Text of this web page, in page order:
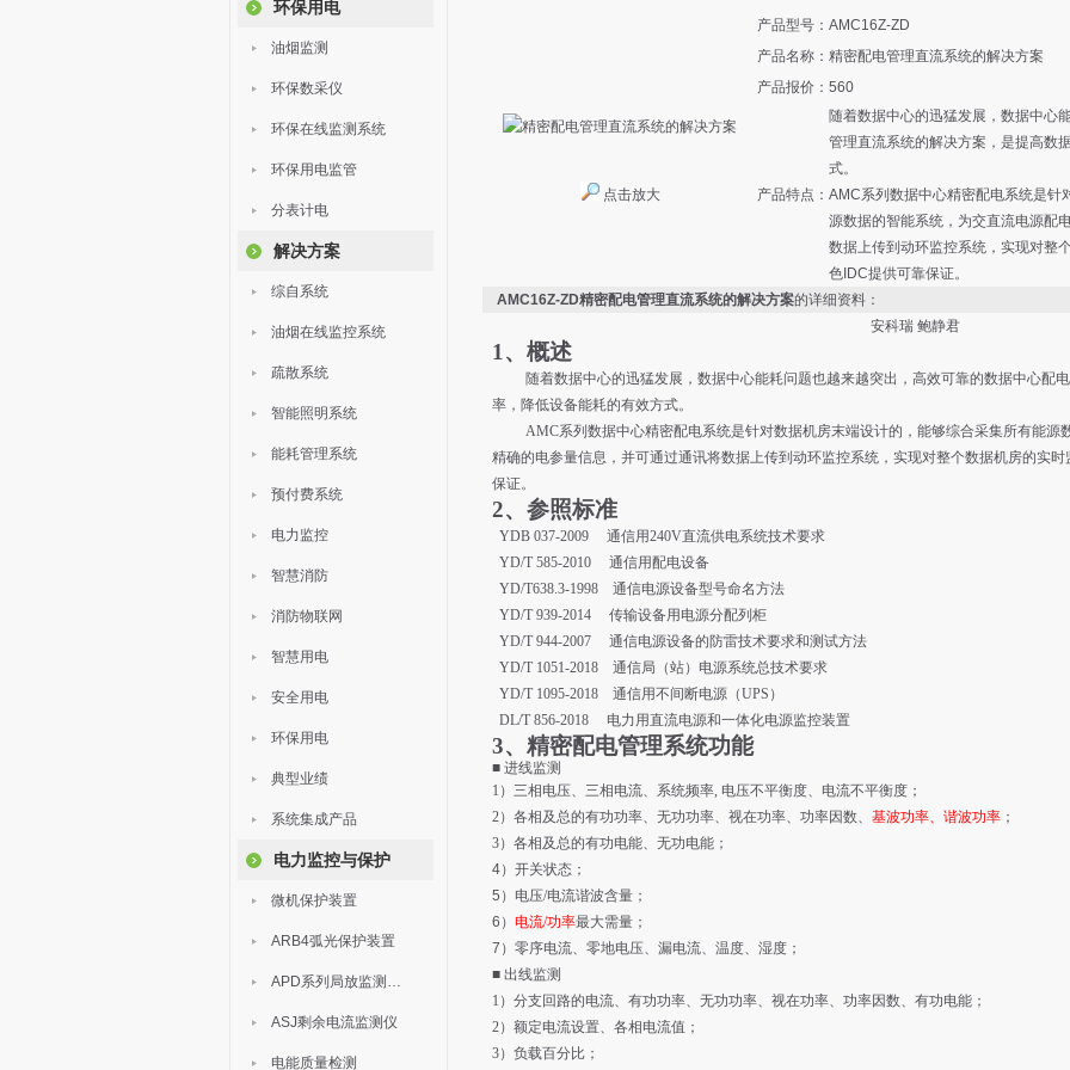
环保用电
油烟监测
环保数采仪
环保在线监测系统
环保用电监管
分表计电
解决方案
综自系统
油烟在线监控系统
疏散系统
智能照明系统
能耗管理系统
预付费系统
电力监控
智慧消防
消防物联网
智慧用电
安全用电
环保用电
典型业绩
系统集成产品
电力监控与保护
微机保护装置
ARB4弧光保护装置
APD系列局放监测装置
ASJ剩余电流监测仪
电能质量检测
点击放大
产品型号： AMC16Z-ZD
产品名称： 精密配电管理直流系统的解决方案
产品报价： 560
产品特点：
随着数据中心的迅猛发展，数据中心
管理直流系统的解决方案，是提高数
式。
AMC系列数据中心精密配电系统是针
源数据的智能系统，为交直流电源配
数据上传到动环监控系统，实现对整
色IDC提供可靠保证。
AMC16Z-ZD精密配电管理直流系统的解决方案的详细资料：
安科瑞 鲍静君
1、概述
随着数据中心的迅猛发展，数据中心能耗问题也越来越突出，高效可靠的数据中心配
率，降低设备能耗的有效方式。
AMC系列数据中心精密配电系统是针对数据机房末端设计的，能够综合采集所有能源
精确的电参量信息，并可通过通讯将数据上传到动环监控系统，实现对整个数据机房的实
保证。
2、参照标准
YDB 037-2009 通信用240V直流供电系统技术要求
YD/T 585-2010 通信用配电设备
YD/T638.3-1998 通信电源设备型号命名方法
YD/T 939-2014 传输设备用电源分配列柜
YD/T 944-2007 通信电源设备的防雷技术要求和测试方法
YD/T 1051-2018 通信局（站）电源系统总技术要求
YD/T 1095-2018 通信用不间断电源（UPS ）
DL/T 856-2018 电力用直流电源和一体化电源监控装置
3、精密配电管理系统功能
■ 进线监测
1）三相电压、三相电流、系统频率, 电压不平衡度、电流不平衡度；
2）各相及总的有功功率、无功功率、视在功率、功率因数、 基波功率、谐波功率；
3）各相及总的有功电能、无功电能；
4）开关状态；
5 ）电压/电流谐波含量；
6 ） 电流/功率最大需量；
7 ）零序电流、零地电压、漏电流、温度、湿度；
■ 出线监测
1） 分支回路的电流、有功功率、无功功率、视在功率、功率因数、有功电能；
2） 额定电流设置、各相电流值；
3）负载百分比；